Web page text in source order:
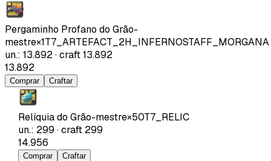
Pergaminho Profano do Grão-
mestre×1T7_ARTEFACT_2H_INFERNOSTAFF_MORGANA
un.: 13.892·craft13.892
13.892
Comprar Craftar
Relíquia do Grão-mestre×50T7_RELIC
un.: 299 ·craft 299
14.956
Comprar Craftar